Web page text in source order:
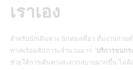
เราเอง
สำหรับนักเดินทาง นักท่องเที่ยว ทีมงานถ่า
ทางพร้อมสัมภาระจำนวนมาก “บริการขนกร
ช่วยให้การเดินทางสะดวกสบายมากขึ้น ไม่ต้